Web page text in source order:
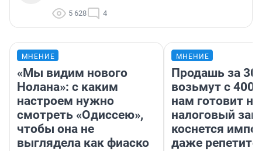
5 628 4
МНЕНИЕ
«Мы видим нового
Нолана»: с каким
настроем нужно
смотреть «Одиссею»,
чтобы она не
выглядела как фиаско
МНЕНИЕ
Продашь за
возьмут с
нам готовит
налоговый
коснется
даже